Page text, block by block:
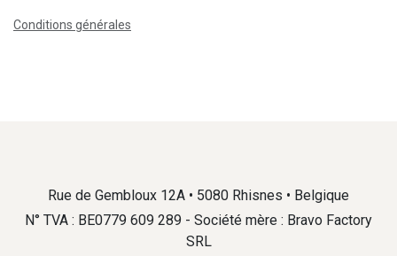
Conditions générales
Rue de Gembloux 12A • 5080 Rhisnes • Belgique
N° TVA : BE0779 609 289 - Société mère : Bravo Factory
SRL